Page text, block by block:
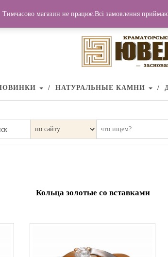
НАТУРАЛЬНЫЕ КАМНИ
Кольца золотые со вставками
Тимчасово магазин не працює.Всі замовлення